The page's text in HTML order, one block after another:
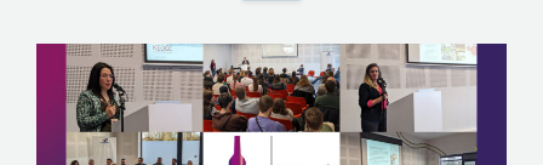
Atlanpack
Agenda